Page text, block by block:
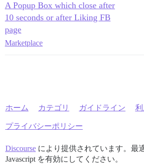
A Popup Box which close after
10 seconds or after Liking FB
page
Marketplace
ホーム カテゴリ ガイドライン
プライバシーポリシー
Discourseにより提供されています。最
Javascript を有効にしてください。